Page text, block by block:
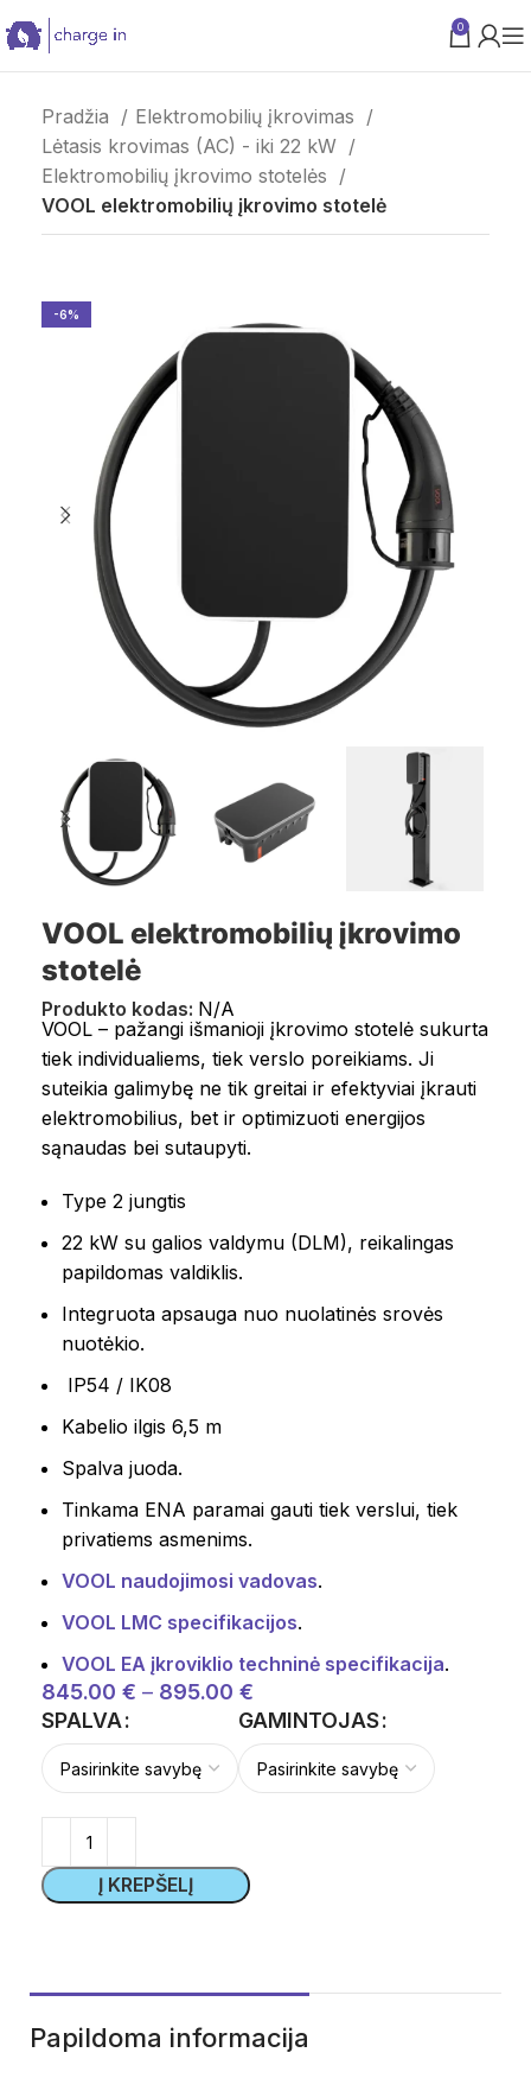
0
Pradžia
Elektromobilių įkrovimas
Lėtasis krovimas (AC) - iki 22 kW
Elektromobilių įkrovimo stotelės
VOOL elektromobilių įkrovimo stotelė
-6%
VOOL elektromobilių įkrovimo
stotelė
Produkto kodas: N/A
VOOL – pažangi išmanioji įkrovimo stotelė sukurta
tiek individualiems, tiek verslo poreikiams. Ji
suteikia galimybę ne tik greitai ir efektyviai įkrauti
elektromobilius, bet ir optimizuoti energijos
sąnaudas bei sutaupyti.
Type 2 jungtis
22 kW su galios valdymu (DLM), reikalingas
papildomas valdiklis.
Integruota apsauga nuo nuolatinės srovės
nuotėkio.
IP54 / IK08
Kabelio ilgis 6,5 m
Spalva juoda.
Tinkama ENA paramai gauti tiek verslui, tiek
privatiems asmenims.
VOOL naudojimosi vadovas.
VOOL LMC specifikacijos.
VOOL EA įkroviklio techninė specifikacija.
845.00 € – 895.00 €
SPALVA
GAMINTOJAS
Į KREPŠELĮ
Papildoma informacija